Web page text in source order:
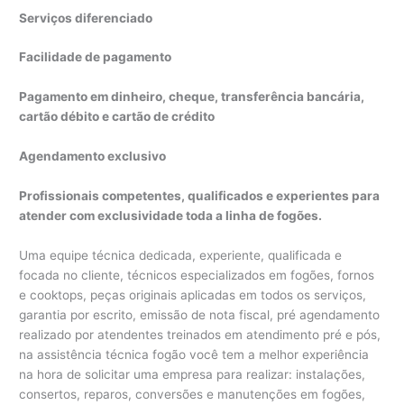
Serviços diferenciado
Facilidade de pagamento
Pagamento em dinheiro, cheque, transferência bancária,
cartão débito e cartão de crédito
Agendamento exclusivo
Profissionais competentes, qualificados e experientes para
atender com exclusividade toda a linha de fogões.
Uma equipe técnica dedicada, experiente, qualificada e
focada no cliente, técnicos especializados em fogões, fornos
e cooktops, peças originais aplicadas em todos os serviços,
garantia por escrito, emissão de nota fiscal, pré agendamento
realizado por atendentes treinados em atendimento pré e pós,
na assistência técnica fogão você tem a melhor experiência
na hora de solicitar uma empresa para realizar: instalações,
consertos, reparos, conversões e manutenções em fogões,